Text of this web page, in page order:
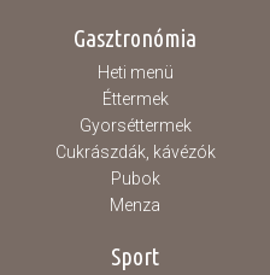
Gasztronómia
Heti menü
Éttermek
Gyorséttermek
Cukrászdák, kávézók
Pubok
Menza
Sport